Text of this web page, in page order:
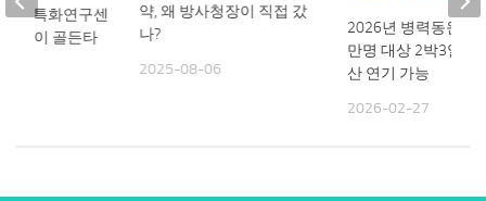
약, 왜 방사청장이 직접 갔
나?
2025-08-06
2026년 병력동원훈
만명 대상 2박3일…
산 연기 가능
2026-02-27
전 특화연구센
지금이 골든타